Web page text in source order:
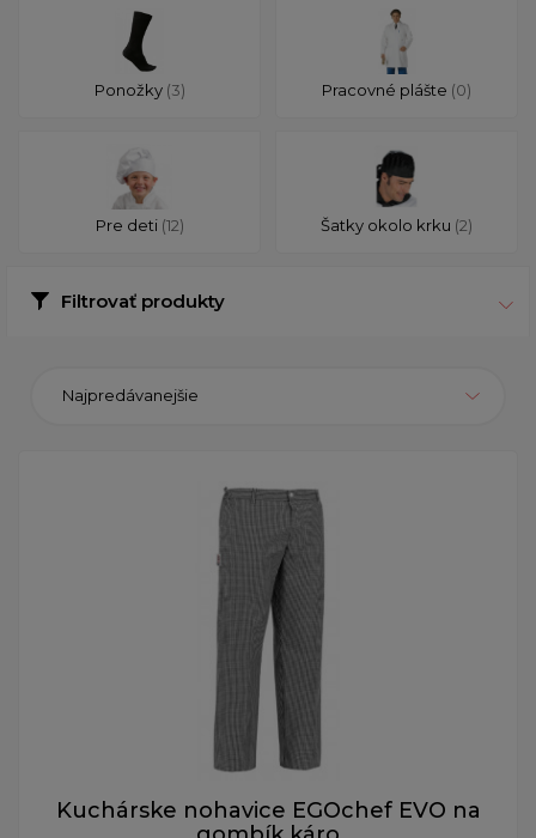
Ponožky (3) Pracovné plášte (0)
Pre deti (12) Šatky okolo krku (2)
Filtrovať produkty
Najpredávanejšie
Kuchárske nohavice EGOchef EVO na